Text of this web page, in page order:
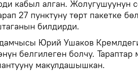
кабыл алган. Жолугушуунун
27 пунктуну төрт пакетке
билдирди.
Юрий Ушаков
белгилеген болчу. Тараптар
макулдашышкан.